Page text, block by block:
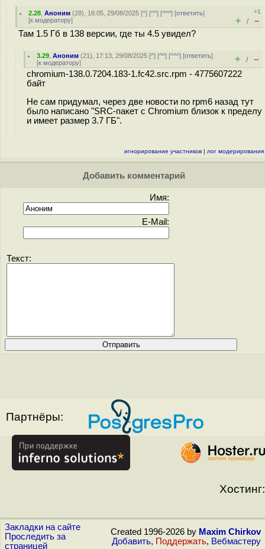
2.28 ,Аноним (28), 16:05, 29/08/2025 [^] [^^] [^^^] [ответить]
[к модератору]
+1
+ / –
Там 1.5 Гб в 138 версии, где ты 4.5 увидел?
3.29 ,Аноним (21), 17:13, 29/08/2025 [^] [^^] [^^^] [ответить]
[к модератору] + / –
chromium-138.0.7204.183-1.fc42.src.rpm - 4775607222
байт
Не сам придумал, через две новости по rpm6 назад тут
было написано "SRC-пакет с Chromium близок к пределу
и имеет размер 3.7 ГБ".
игнорирование участников | лог модерирования
Добавить комментарий
Имя:
E-Mail:
Текст:
Партнёры:
Хостинг:
Закладки на сайте
Проследить за
страницей
Created 1996-2026 by Maxim Chirkov
Добавить, Поддержать, Вебмастеру